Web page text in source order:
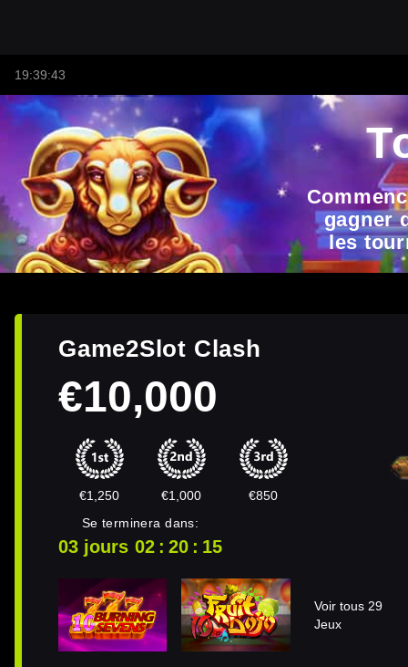
19:39:43
gagner
les
Game2Slot Clash
€10,000
€1,250 €1,000
€850
Se terminera dans:
03 jours 02 20 15
Voir tous 29
Jeux